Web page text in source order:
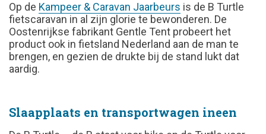
Op de Kampeer & Caravan Jaarbeurs is de B Turtle
fietscaravan in al zijn glorie te bewonderen. De
Oostenrijkse fabrikant Gentle Tent probeert het
product ook in fietsland Nederland aan de man te
brengen, en gezien de drukte bij de stand lukt dat
aardig.
Slaapplaats en transportwagen ineen